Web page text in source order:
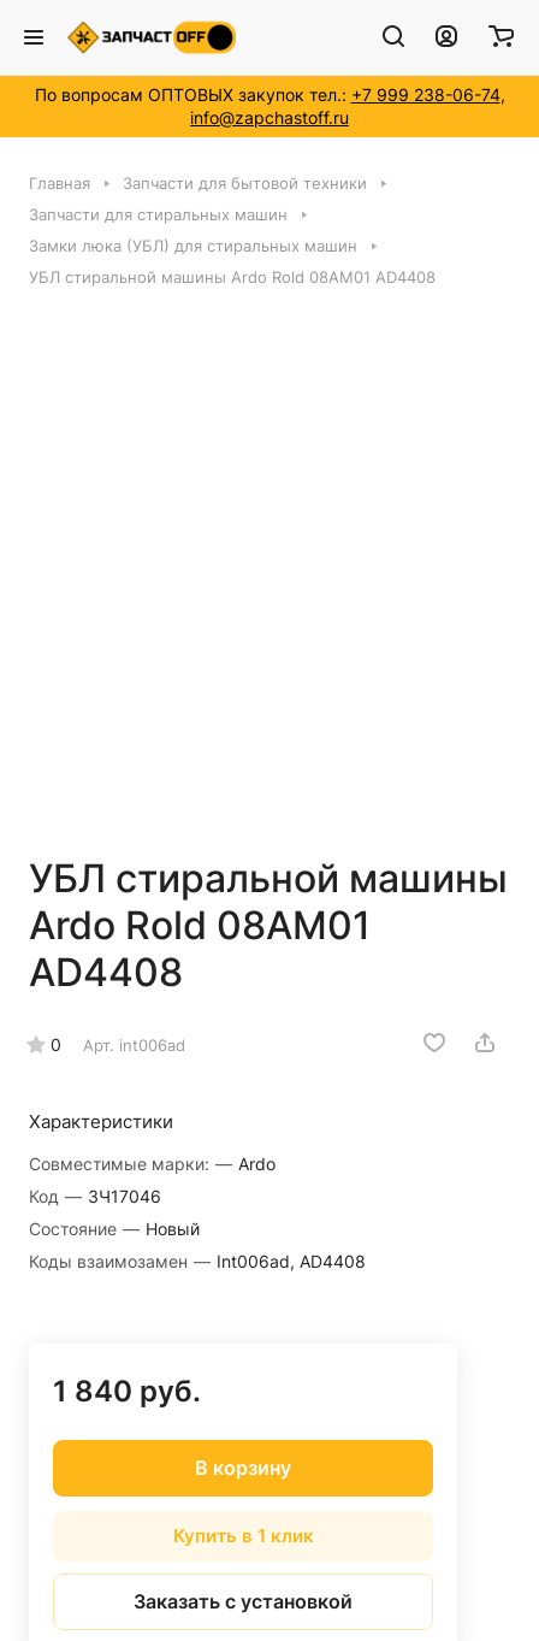
По вопросам ОПТОВЫХ закупок тел.: +7 999 238-06-74,
info@zapchastoff.ru
Главная
Запчасти для бытовой техники
Запчасти для стиральных машин
Замки люка (УБЛ) для стиральных машин
УБЛ стиральной машины Ardo Rold 08AM01 AD4408
УБЛ стиральной машины
Ardo Rold 08AM01
AD4408
0 Арт. int006ad
Характеристики
Совместимые марки: — Ardo
Код — ЗЧ17046
Состояние — Новый
Коды взаимозамен — Int006ad, AD4408
1 840 руб.
В корзину
Купить в 1 клик
Заказать с установкой